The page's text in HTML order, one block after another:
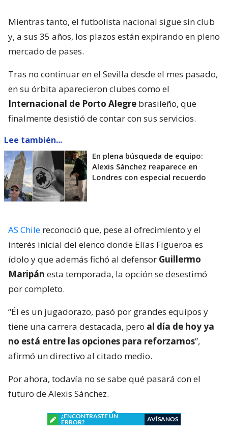
Mientras tanto, el futbolista nacional sigue sin club
y, a sus 35 años, los plazos están expirando en pleno
mercado de pases.
Tras no continuar en el Sevilla desde el mes pasado,
en su órbita aparecieron clubes como el
Internacional de Porto Alegre brasileño, que
finalmente desistió de contar con sus servicios.
Lee también...
En plena búsqueda de equipo:
Alexis Sánchez reaparece en
Londres con especial recuerdo
AS Chile reconoció que, pese al ofrecimiento y el
interés inicial del elenco donde Elías Figueroa es
ídolo y que además fichó al defensor Guillermo
Maripán esta temporada, la opción se desestimó
por completo.
“Él es un jugadorazo, pasó por grandes equipos y
tiene una carrera destacada, pero al día de hoy ya
no está entre las opciones para reforzarnos”,
afirmó un directivo al citado medio.
Por ahora, todavía no se sabe qué pasará con el
futuro de Alexis Sánchez.
¿ENCONTRASTE UN
ERROR?
AVÍSANOS